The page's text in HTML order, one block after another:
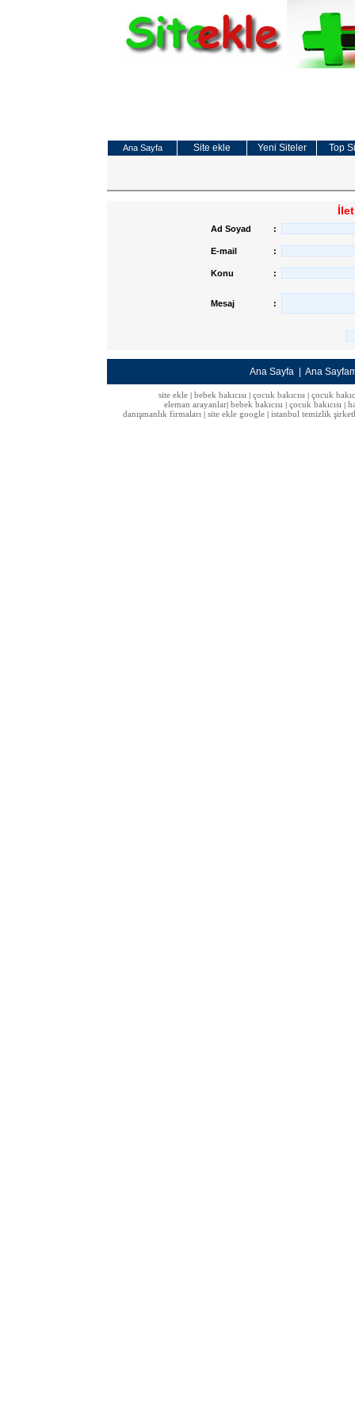
Ana Sayfa Site ekle Yeni Siteler Top
Ad Soyad :
E-mail :
Konu :
Mesaj :
Ana Sayfa Ana
site ekle| bebek bakıcısı| çocuk bakıcısı| çocuk
eleman arayanlar bebek bakıcısı çocuk bakıcısı
danışmanlık firmaları
site ekle google istanbul temizlik